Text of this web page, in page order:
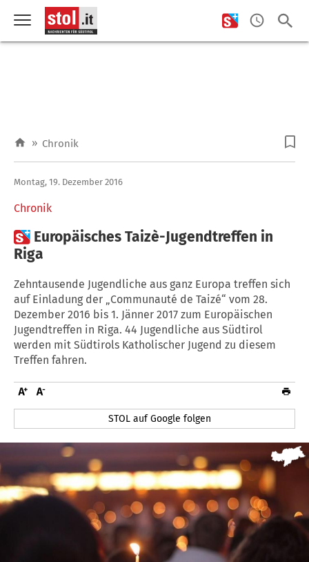
» Chronik
Chronik
Montag, 19. Dezember 2016
 Europäisches Taizè-Jugendtreffen in
Riga
Zehntausende Jugendliche aus ganz Europa treffen sich
auf Einladung der „Communauté de Taizé“ vom 28.
Dezember 2016 bis 1. Jänner 2017 zum Europäischen
Jugendtreffen in Riga. 44 Jugendliche aus Südtirol
werden mit Südtirols Katholischer Jugend zu diesem
Treffen fahren.
STOL auf Google folgen